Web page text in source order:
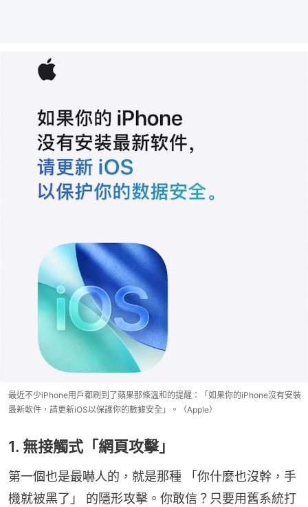
最近不少iPhone用戶都刷到了蘋果那條溫和的提醒：「如果你的iPhone沒有安裝
最新軟件，請更新iOS以保護你的數據安全」。（Apple）
1. 無接觸式「網頁攻擊」
第一個也是最嚇人的，就是那種 「你什麼也沒幹，手
機就被黑了」 的隱形攻擊。你敢信？只要用舊系統打